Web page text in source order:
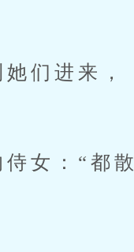
们进来，
女：“都散